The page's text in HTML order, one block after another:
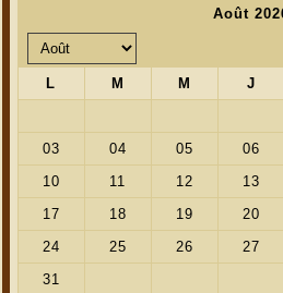
---
TARIFS
Entrée adulte : 6 €
Entrée jeunes (- de 25 ans) :
Titulaire de la carte de
infos sur la carte de soutien à
Pass Culture (sous
pour 18 €